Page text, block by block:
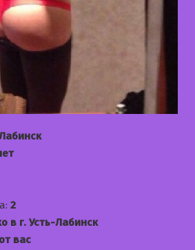
2
в г. Усть-Лабинск
вас